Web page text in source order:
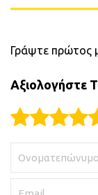
Γράψτε πρώτος
Αξιολογήστε